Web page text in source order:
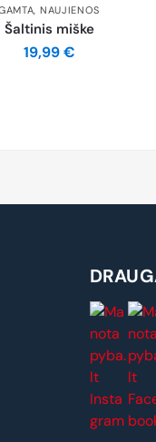
, NAUJIENOS
Šaltinis miške
19,99€